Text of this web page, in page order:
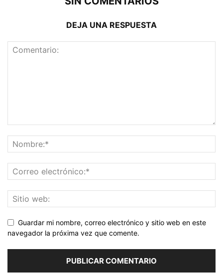
DEJA UNA RESPUESTA
Guardar mi nombre, correo electrónico y sitio web en este
navegador la próxima vez que comente.